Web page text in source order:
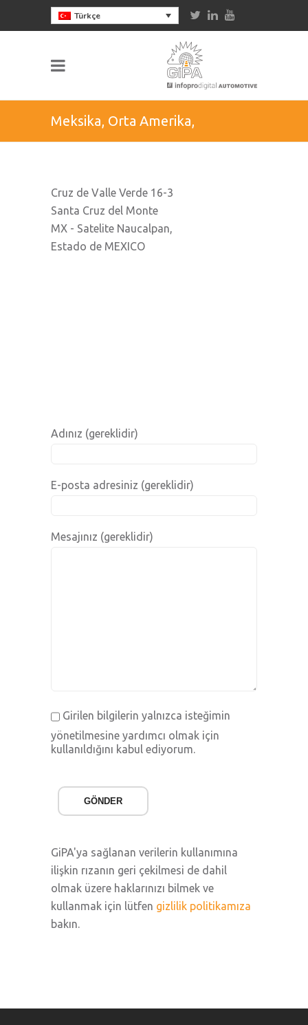
Türkçe
Meksika, Orta Amerika,
Cumhuriyeti
Cruz de Valle Verde 16-3
Santa Cruz del Monte
MX - Satelite Naucalpan,
Estado de MEXICO
Adınız (gereklidir)
E-posta adresiniz (gereklidir)
Mesajınız (gereklidir)
Girilen bilgilerin yalnızca isteğimin
yönetilmesine yardımcı olmak için
kullanıldığını kabul ediyorum.
GÖNDER
GiPA'ya sağlanan verilerin kullanımına
ilişkin rızanın geri çekilmesi de dahil
olmak üzere haklarınızı bilmek ve
kullanmak için lütfen gizlilik politikamıza
bakın.